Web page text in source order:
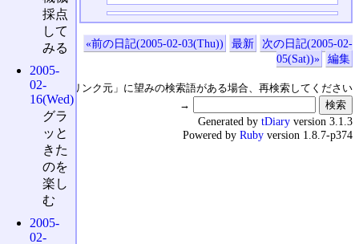
«前の日記(2005-02-03(Thu)) 最新
次の日記(2005-02-
05(Sat))»
編集
↑の「本日のリンク元」に望みの検索語がある場合、再検索してください
→
採点
して
みる
2005-
02-
16(Wed)
グラ
ッと
きた
のを
楽し
む
2005-
02-
Generated by tDiary version 3.1.3
Powered by Ruby version 1.8.7-p374